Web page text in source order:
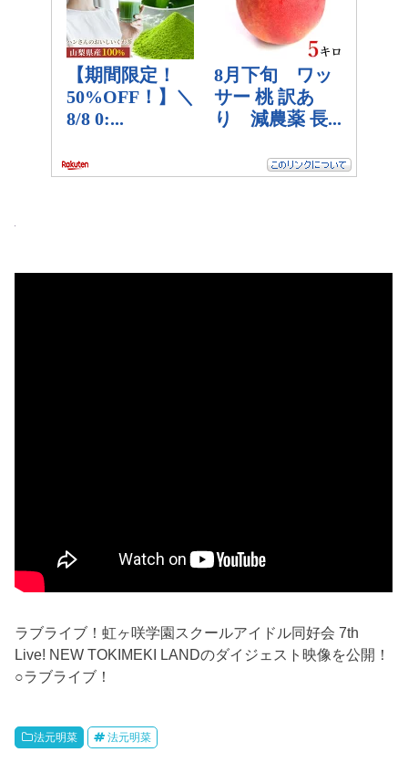
ラブライブ！虹ヶ咲学園スクールアイドル同好会 7th
Live! NEW TOKIMEKI LANDのダイジェスト映像を公開！
○ラブライブ！
法元明菜 法元明菜